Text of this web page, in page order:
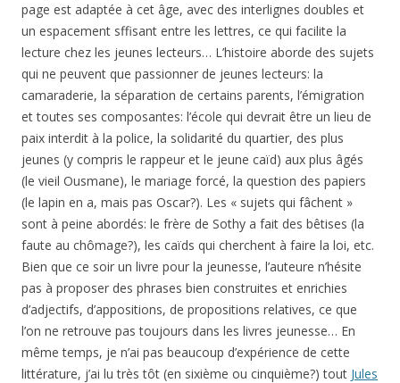
page est adaptée à cet âge, avec des interlignes doubles et
un espacement sffisant entre les lettres, ce qui facilite la
lecture chez les jeunes lecteurs… L’histoire aborde des sujets
qui ne peuvent que passionner de jeunes lecteurs: la
camaraderie, la séparation de certains parents, l’émigration
et toutes ses composantes: l’école qui devrait être un lieu de
paix interdit à la police, la solidarité du quartier, des plus
jeunes (y compris le rappeur et le jeune caïd) aux plus âgés
(le vieil Ousmane), le mariage forcé, la question des papiers
(le lapin en a, mais pas Oscar?). Les « sujets qui fâchent »
sont à peine abordés: le frère de Sothy a fait des bêtises (la
faute au chômage?), les caïds qui cherchent à faire la loi, etc.
Bien que ce soir un livre pour la jeunesse, l’auteure n’hésite
pas à proposer des phrases bien construites et enrichies
d’adjectifs, d’appositions, de propositions relatives, ce que
l’on ne retrouve pas toujours dans les livres jeunesse… En
même temps, je n’ai pas beaucoup d’expérience de cette
littérature, j’ai lu très tôt (en sixième ou cinquième?) tout Jules